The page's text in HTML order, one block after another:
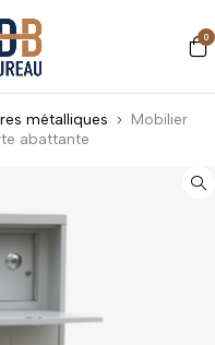
0
métalliques
Mobilier
abattante